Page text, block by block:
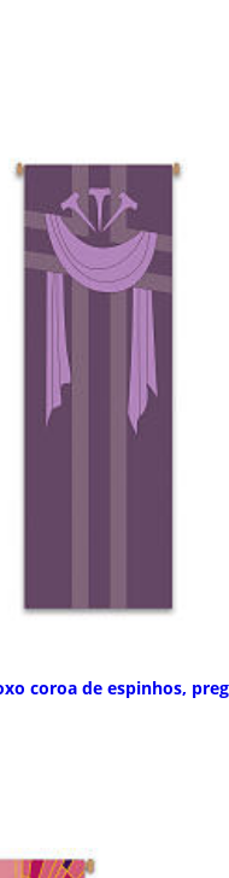
coroa de espinhos,